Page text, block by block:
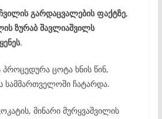
გარდაცვალების ფაქტზე,
ზურაბ შავლიაშვილს
.
ცოტა ხნის წინ,
სამმართველოში ჩატარდა.
მინარი მურყვაშვილის